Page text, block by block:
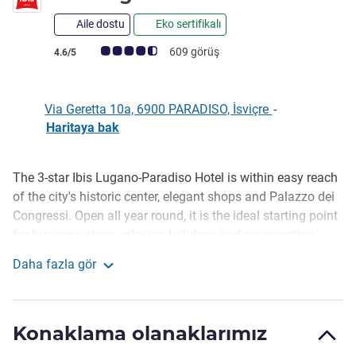
Aile dostu Eko sertifikalı
Avis müşterileri puanı (ALL Puanlama)
4.6/5 609 görüş
Via Geretta 10a, 6900 PARADISO, İsviçre -
Haritaya bak
Açıklama
The 3-star Ibis Lugano-Paradiso Hotel is within easy reach
of the city's historic center, elegant shops and Palazzo dei
Congressi. Open all year round, it is the ideal starting point
room, as well as soundproofed rooms elegantly furnished
We are a Clean & Save hotel that guarantees the
implementation of all hygiene and health measures and
Daha fazla gör
Konaklama olanaklarımız